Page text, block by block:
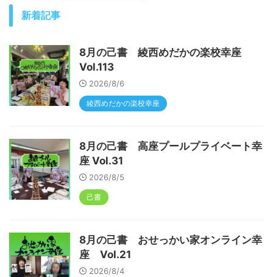
新着記事
8月の己書 綾西めだかの楽校幸座
Vol.113
2026/8/6
綾西めだかの楽校幸座
8月の己書 高座プールプライベート幸
座 Vol.31
2026/8/5
己書
8月の己書 おせっかい家オンライン幸
座 Vol.21
2026/8/4